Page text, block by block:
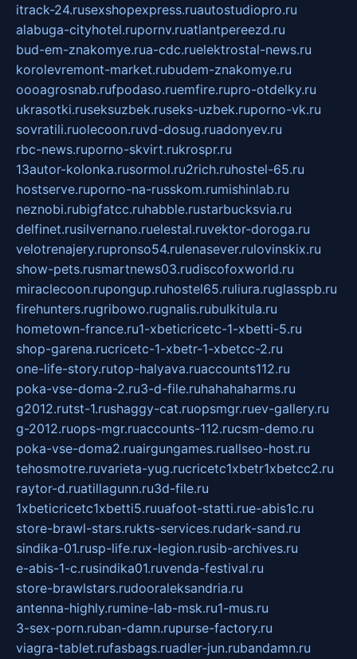
itrack-24.rusexshopexpress.ruautostudiopro.ru
alabuga-cityhotel.rupornv.ruatlantpereezd.ru
bud-em-znakomye.rua-cdc.ruelektrostal-news.ru
korolevremont-market.rubudem-znakomye.ru
oooagrosnab.rufpodaso.ruemfire.rupro-otdelky.ru
ukrasotki.ruseksuzbek.ruseks-uzbek.ruporno-vk.ru
sovratili.ruolecoon.ruvd-dosug.ruadonyev.ru
rbc-news.ruporno-skvirt.rukrospr.ru
13autor-kolonka.rusormol.ru2rich.ruhostel-65.ru
hostserve.ruporno-na-russkom.rumishinlab.ru
neznobi.rubigfatcc.ruhabble.rustarbucksvia.ru
delfinet.rusilvernano.ruelestal.ruvektor-doroga.ru
velotrenajery.rupronso54.rulenasever.rulovinskix.ru
show-pets.rusmartnews03.rudiscofoxworld.ru
miraclecoon.rupongup.ruhostel65.ruliura.ruglasspb.ru
firehunters.rugribowo.rugnalis.rubulkitula.ru
hometown-france.ru1-xbeticricetc-1-xbetti-5.ru
shop-garena.rucricetc-1-xbetr-1-xbetcc-2.ru
one-life-story.rutop-halyava.ruaccounts112.ru
poka-vse-doma-2.ru3-d-file.ruhahahaharms.ru
g2012.rutst-1.rushaggy-cat.ruopsmgr.ruev-gallery.ru
g-2012.ruops-mgr.ruaccounts-112.rucsm-demo.ru
poka-vse-doma2.ruairgungames.ruallseo-host.ru
tehosmotre.ruvarieta-yug.rucricetc1xbetr1xbetcc2.ru
raytor-d.ruatillagunn.ru3d-file.ru
1xbeticricetc1xbetti5.ruuafoot-statti.rue-abis1c.ru
store-brawl-stars.rukts-services.rudark-sand.ru
sindika-01.rusp-life.rux-legion.rusib-archives.ru
e-abis-1-c.rusindika01.ruvenda-festival.ru
store-brawlstars.rudooraleksandria.ru
antenna-highly.rumine-lab-msk.ru1-mus.ru
3-sex-porn.ruban-damn.rupurse-factory.ru
viagra-tablet.rufasbags.ruadler-jun.rubandamn.ru